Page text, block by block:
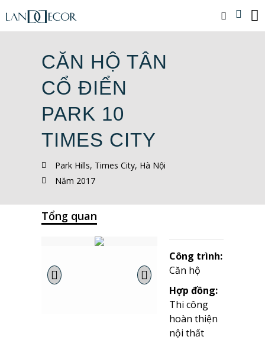
CĂN HỘ TÂN
CỔ ĐIỂN
PARK 10
TIMES CITY
Park Hills, Times City, Hà Nội
Năm 2017
Tổng quan
Công trình:
Căn hộ
Hợp đồng:
Thi công
hoàn thiện
nội thất